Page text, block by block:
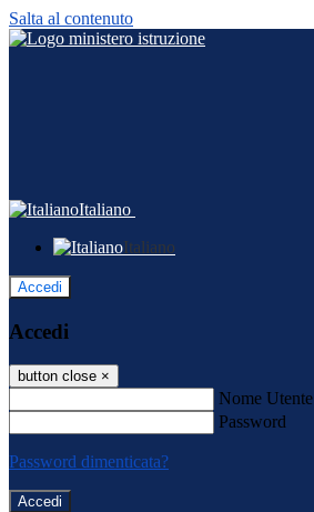
Salta al contenuto
Italiano
Italiano
Accedi
Accedi
button close ×
Nome Utente
Password
Password dimenticata?